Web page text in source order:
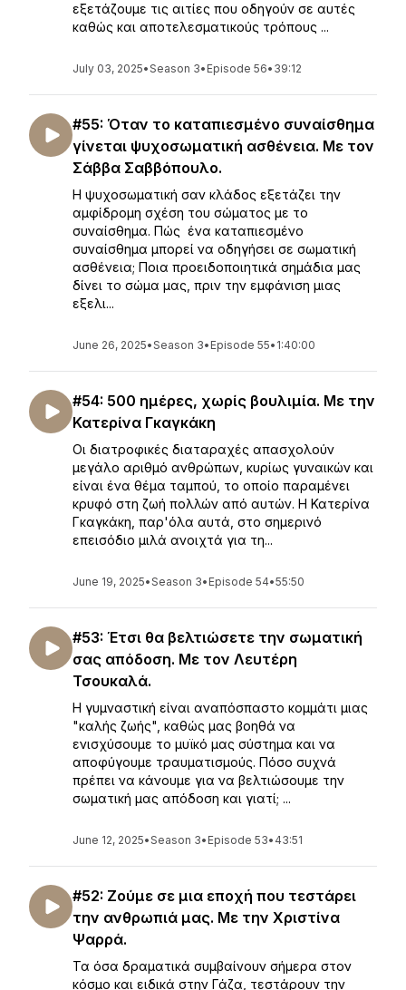
εξετάζουμε τις αιτίες που οδηγούν σε αυτές
καθώς και αποτελεσματικούς τρόπους ...
July 03, 2025•Season 3• Episode 56• 39:12
#55: Όταν το καταπιεσμένο συναίσθημα
γίνεται ψυχοσωματική ασθένεια. Με τον
Σάββα Σαββόπουλο.
Η ψυχοσωματική σαν κλάδος εξετάζει την
αμφίδρομη σχέση του σώματος με το
συναίσθημα. Πώς ένα καταπιεσμένο
συναίσθημα μπορεί να οδηγήσει σε σωματική
ασθένεια; Ποια προειδοποιητικά σημάδια μας
δίνει το σώμα μας, πριν την εμφάνιση μιας
εξελι...
June 26, 2025•Season 3• Episode 55• 1:40:00
#54: 500 ημέρες, χωρίς βουλιμία. Με την
Κατερίνα Γκαγκάκη
Οι διατροφικές διαταραχές απασχολούν
μεγάλο αριθμό ανθρώπων, κυρίως γυναικών και
είναι ένα θέμα ταμπού, το οποίο παραμένει
κρυφό στη ζωή πολλών από αυτών. Η Κατερίνα
Γκαγκάκη, παρ'όλα αυτά, στο σημερινό
επεισόδιο μιλά ανοιχτά για τη...
June 19, 2025•Season 3• Episode 54•55:50
#53: Έτσι θα βελτιώσετε την σωματική
σας απόδοση. Με τον Λευτέρη
Τσουκαλά.
Η γυμναστική είναι αναπόσπαστο κομμάτι μιας
"καλής ζωής", καθώς μας βοηθά να
ενισχύσουμε το μυϊκό μας σύστημα και να
αποφύγουμε τραυματισμούς. Πόσο συχνά
πρέπει να κάνουμε για να βελτιώσουμε την
σωματική μας απόδοση και γιατί; ...
June 12, 2025•Season 3• Episode 53• 43:51
#52: Ζούμε σε μια εποχή που τεστάρει
την ανθρωπιά μας. Με την Χριστίνα
Ψαρρά.
Τα όσα δραματικά συμβαίνουν σήμερα στον
κόσμο και ειδικά στην Γάζα, τεστάρουν την